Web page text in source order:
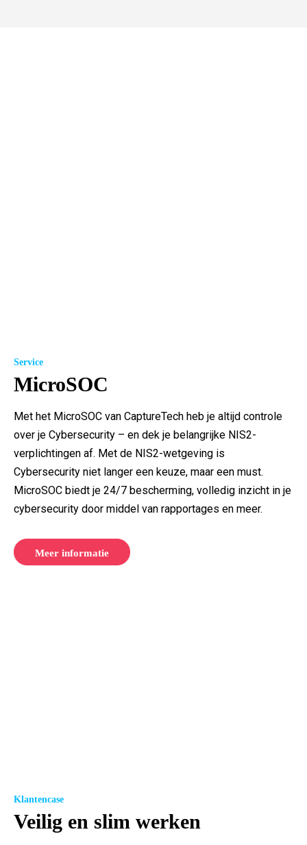
Service
MicroSOC
Met het MicroSOC van CaptureTech heb je altijd controle
over je Cybersecurity – en dek je belangrijke NIS2-
verplichtingen af. Met de NIS2-wetgeving is
Cybersecurity niet langer een keuze, maar een must.
MicroSOC biedt je 24/7 bescherming, volledig inzicht in je
cybersecurity door middel van rapportages en meer.
Meer informatie
Klantencase
Veilig en slim werken